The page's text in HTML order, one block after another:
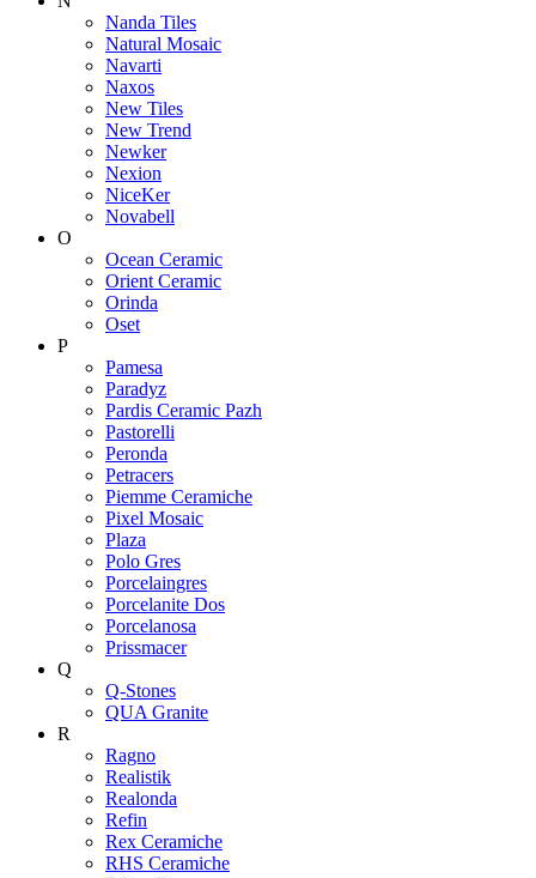
Nanda Tiles
Natural Mosaic
Navarti
Naxos
New Tiles
New Trend
Newker
Nexion
NiceKer
Novabell
O
Ocean Ceramic
Orient Ceramic
Orinda
Oset
P
Pamesa
Paradyz
Pardis Ceramic Pazh
Pastorelli
Peronda
Petracers
Piemme Ceramiche
Pixel Mosaic
Plaza
Polo Gres
Porcelaingres
Porcelanite Dos
Porcelanosa
Prissmacer
Q
Q-Stones
QUA Granite
R
Ragno
Realistik
Realonda
Refin
Rex Ceramiche
RHS Ceramiche